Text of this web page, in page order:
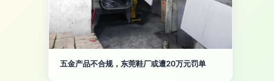
五金产品不合规，东莞鞋厂或遭20万元罚单